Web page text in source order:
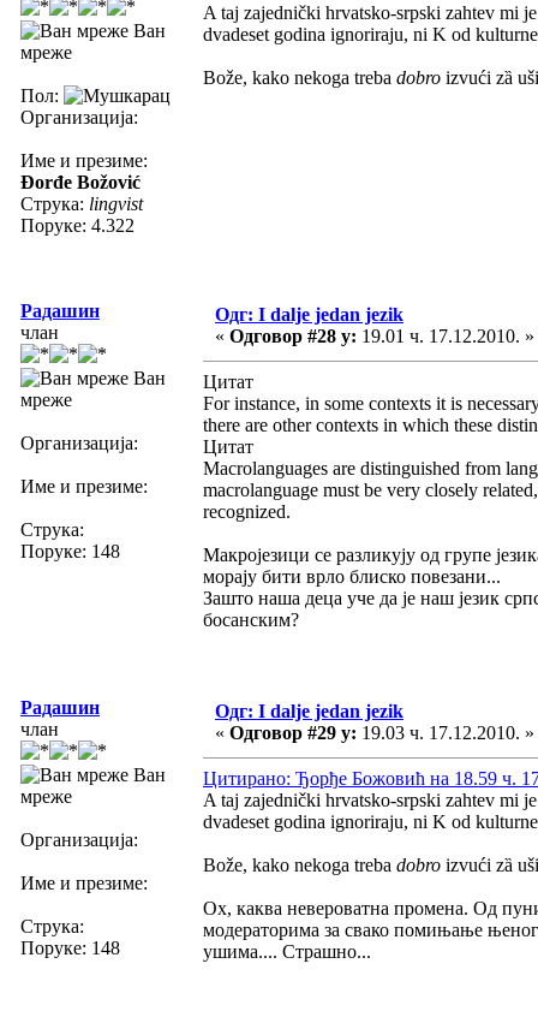
Ван
мреже
Пол:
Организација:
Име и презиме:
Đorđe Božović
Струка: lingvist
Поруке: 4.322
A taj zajednički hrvatsko-srpski zahtev mi
dvadeset godina ignoriraju, ni K od
Bože, kako nekoga treba dobro izvući zȁ
Радашин
члан
Ван
мреже
Организација:
Име и презиме:
Струка:
Поруке: 148
Одг: I dalje jedan jezik
« Одговор #28 у: 19.01 ч. 17.12.2010. »
Цитат
For instance, in some contexts it is
there are other contexts in which these
Цитат
Macrolanguages are distinguished from
macrolanguage must be very closely
recognized.
Макројезици се разликују од групе
морају бити врло блиско повезани...
Зашто наша деца уче да је наш језик
босанским?
Радашин
члан
Ван
мреже
Организација:
Име и презиме:
Струка:
Поруке: 148
Одг: I dalje jedan jezik
« Одговор #29 у: 19.03 ч. 17.12.2010. »
Цитирано: Ђорђе Божовић на 18.59 ч.
A taj zajednički hrvatsko-srpski zahtev mi
dvadeset godina ignoriraju, ni K od
Bože, kako nekoga treba dobro izvući zȁ
Ох, каква невероватна промена. Од
модераторима за свако помињање њеног
ушима.... Страшно...